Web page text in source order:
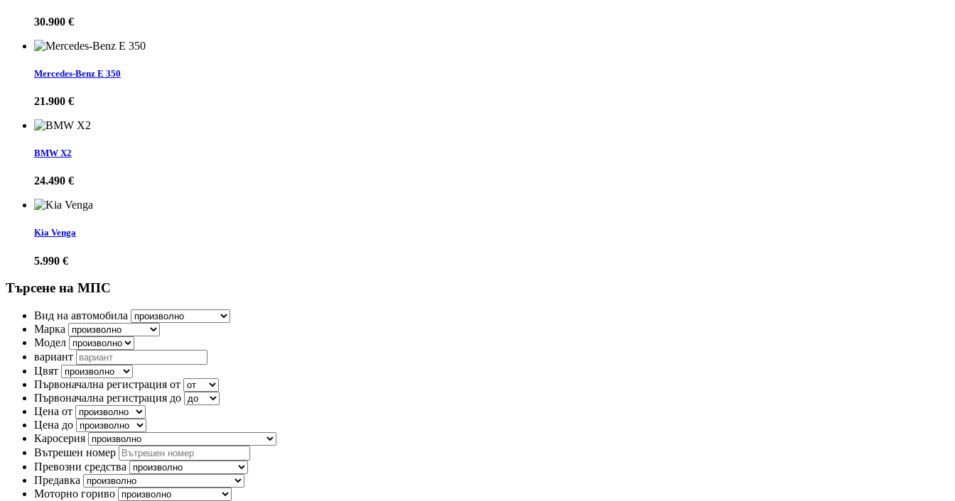
30.900 €
Mercedes-Benz E 350
21.900 €
BMW X2
24.490 €
Kia Venga
5.990 €
Търсене на МПС
Вид на автомобила
Марка
Модел
вариант
Цвят
Първоначална регистрация от
Първоначална регистрация до
Цена от
Цена до
Каросерия
Вътрешен номер
Превозни средства
Предавка
Моторно гориво